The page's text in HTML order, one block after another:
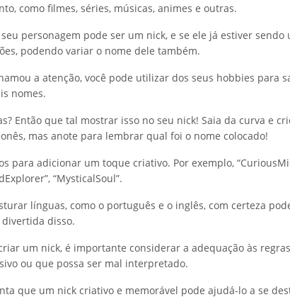
como filmes, séries, músicas, animes e outras.
personagem pode ser um nick, e se ele já estiver sendo
podendo variar o nome dele também.
a atenção, você pode utilizar dos seus hobbies para
nomes.
Então que tal mostrar isso no seu nick! Saia da curva e
mas anote para lembrar qual foi o nome colocado!
para adicionar um toque criativo. Por exemplo,
“MysticalSoul”.
línguas, como o português e o inglês, com certeza
disso.
um nick, é importante considerar a adequação às
ou que possa ser mal interpretado.
que um nick criativo e memorável pode ajudá-lo a se